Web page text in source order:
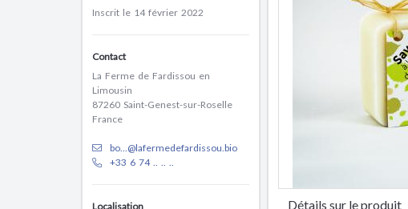
Inscrit le 14 février 2022
Contact
La Ferme de Fardissou en
Limousin
87260 Saint-Genest-sur-Roselle
France
bo...@lafermedefardissou.bio
+33 6 74 .. .. ..
Localisation Détails sur le produit